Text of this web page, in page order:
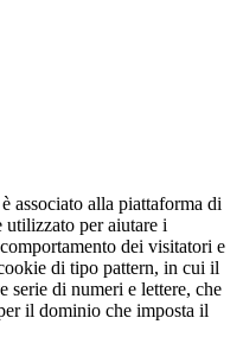
associato alla piattaforma di
per aiutare i
dei visitatori e
di tipo pattern, in cui il
serie di numeri e lettere, che
il dominio che imposta il